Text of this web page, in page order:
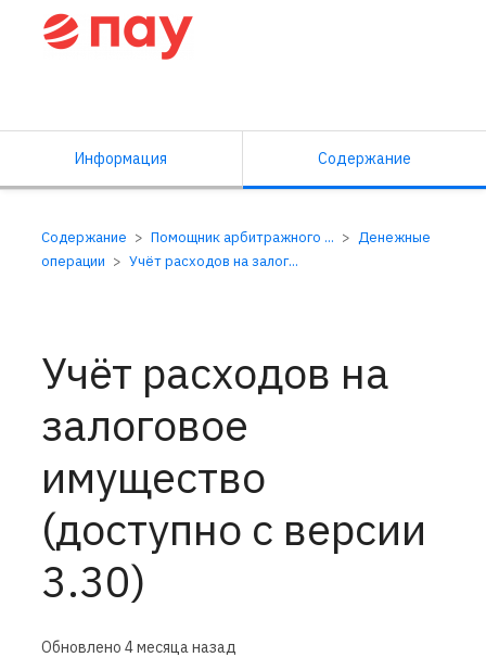
Информация Содержание
Содержание Помощник арбитражного ...
Денежные
операции
Учёт расходов на залог...
Учёт расходов на
залоговое
имущество
(доступно с версии
3.30)
Обновлено 4 месяца назад